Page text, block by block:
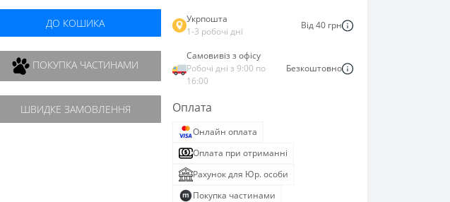
ДО КОШИКА
ПОКУПКА ЧАСТИНАМИ
ШВИДКЕ ЗАМОВЛЕННЯ
Укрпошта
1-3 робочі дні
Від 40 грн
Самовивіз з офісу
Робочі дні з 9:00 по
16:00
Безкоштовно
Оплата
Онлайн оплата
Оплата при отриманні
Рахунок для Юр. особи
Покупка частинами